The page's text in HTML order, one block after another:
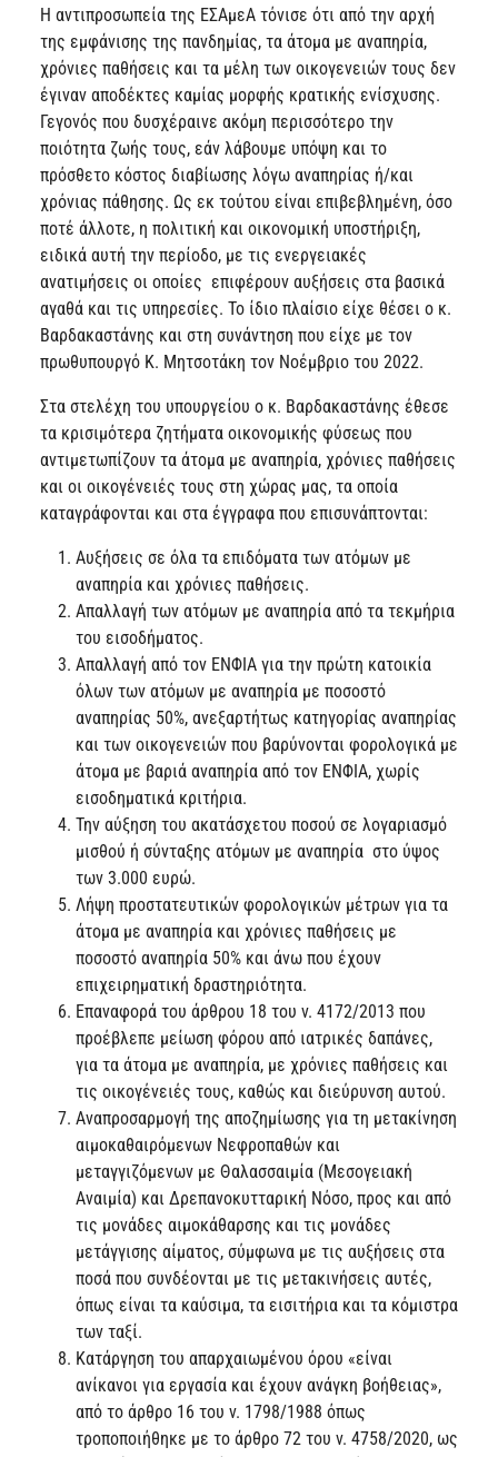
Η αντιπροσωπεία της ΕΣΑμεΑ τόνισε ότι από την αρχή
της εμφάνισης της πανδημίας, τα άτομα με αναπηρία,
χρόνιες παθήσεις και τα μέλη των οικογενειών τους δεν
έγιναν αποδέκτες καμίας μορφής κρατικής ενίσχυσης.
Γεγονός που δυσχέραινε ακόμη περισσότερο την
ποιότητα ζωής τους, εάν λάβουμε υπόψη και το
πρόσθετο κόστος διαβίωσης λόγω αναπηρίας ή/και
χρόνιας πάθησης. Ως εκ τούτου είναι επιβεβλημένη, όσο
ποτέ άλλοτε, η πολιτική και οικονομική υποστήριξη,
ειδικά αυτή την περίοδο, με τις ενεργειακές
ανατιμήσεις οι οποίες επιφέρουν αυξήσεις στα βασικά
αγαθά και τις υπηρεσίες. Το ίδιο πλαίσιο είχε θέσει ο κ.
Βαρδακαστάνης και στη συνάντηση που είχε με τον
πρωθυπουργό Κ. Μητσοτάκη τον Νοέμβριο του 2022.
Στα στελέχη του υπουργείου ο κ. Βαρδακαστάνης έθεσε
τα κρισιμότερα ζητήματα οικονομικής φύσεως που
αντιμετωπίζουν τα άτομα με αναπηρία, χρόνιες παθήσεις
και οι οικογένειές τους στη χώρας μας, τα οποία
καταγράφονται και στα έγγραφα που επισυνάπτονται:
Αυξήσεις σε όλα τα επιδόματα των ατόμων με
αναπηρία και χρόνιες παθήσεις.
Απαλλαγή των ατόμων με αναπηρία από τα τεκμήρια
του εισοδήματος.
Απαλλαγή από τον ΕΝΦΙΑ για την πρώτη κατοικία
όλων των ατόμων με αναπηρία με ποσοστό
αναπηρίας 50%, ανεξαρτήτως κατηγορίας αναπηρίας
και των οικογενειών που βαρύνονται φορολογικά με
άτομα με βαριά αναπηρία από τον ΕΝΦΙΑ, χωρίς
εισοδηματικά κριτήρια.
Την αύξηση του ακατάσχετου ποσού σε λογαριασμό
μισθού ή σύνταξης ατόμων με αναπηρία στο ύψος
των 3.000 ευρώ.
Λήψη προστατευτικών φορολογικών μέτρων για τα
άτομα με αναπηρία και χρόνιες παθήσεις με
ποσοστό αναπηρία 50% και άνω που έχουν
επιχειρηματική δραστηριότητα.
Επαναφορά του άρθρου 18 του ν. 4172/2013 που
προέβλεπε μείωση φόρου από ιατρικές δαπάνες,
για τα άτομα με αναπηρία, με χρόνιες παθήσεις και
τις οικογένειές τους, καθώς και διεύρυνση αυτού.
Αναπροσαρμογή της αποζημίωσης για τη μετακίνηση
αιμοκαθαιρόμενων Νεφροπαθών και
μεταγγιζόμενων με Θαλασσαιμία (Μεσογειακή
Αναιμία) και Δρεπανοκυτταρική Νόσο, προς και από
τις μονάδες αιμοκάθαρσης και τις μονάδες
μετάγγισης αίματος, σύμφωνα με τις αυξήσεις στα
ποσά που συνδέονται με τις μετακινήσεις αυτές,
όπως είναι τα καύσιμα, τα εισιτήρια και τα κόμιστρα
των ταξί.
Κατάργηση του απαρχαιωμένου όρου «είναι
ανίκανοι για εργασία και έχουν ανάγκη βοήθειας»,
από το άρθρο 16 του ν. 1798/1988 όπως
τροποποιήθηκε με το άρθρο 72 του ν. 4758/2020, ως